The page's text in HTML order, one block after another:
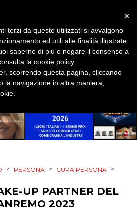
> PERSONA > CURA PERSONA >
UP PARTNER DEL
2023
×
terzi da questo utilizzati si avvalgono
ed utili alle finalità illustrate
saperne di più o negare il consenso a
la cookie policy.
scorrendo questa pagina, cliccando
la navigazione in altra maniera,